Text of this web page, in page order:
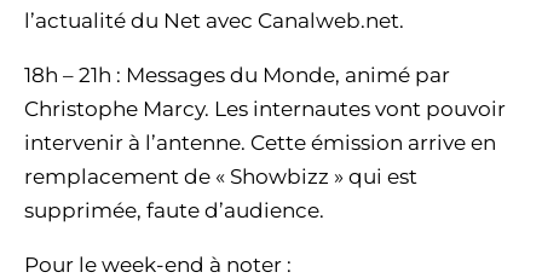
l’actualité du Net avec Canalweb.net.
18h – 21h : Messages du Monde, animé par
Christophe Marcy. Les internautes vont pouvoir
intervenir à l’antenne. Cette émission arrive en
remplacement de « Showbizz » qui est
supprimée, faute d’audience.
Pour le week-end à noter :